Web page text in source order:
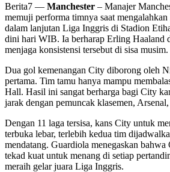
Berita7 — Manchester – Manajer
memuji performa timnya saat
dalam lanjutan Liga Inggris di Stadion
dini hari WIB. Ia berharap Erling Haaland
menjaga konsistensi tersebut di sisa musim.
Dua gol kemenangan City diborong oleh
pertama. Tim tamu hanya mampu
Hall. Hasil ini sangat berharga bagi City
jarak dengan pemuncak klasemen,
Dengan 11 laga tersisa, kans City untuk
terbuka lebar, terlebih kedua tim
mendatang. Guardiola menegaskan
tekad kuat untuk menang di setiap
meraih gelar juara Liga Inggris.